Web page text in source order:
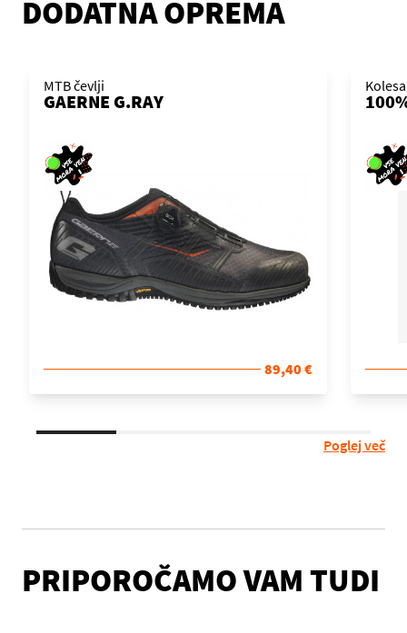
DODATNA OPREMA
MTB čevlji
GAERNE G.RAY
89,40 €
Poglej več
PRIPOROČAMO VAM TUDI